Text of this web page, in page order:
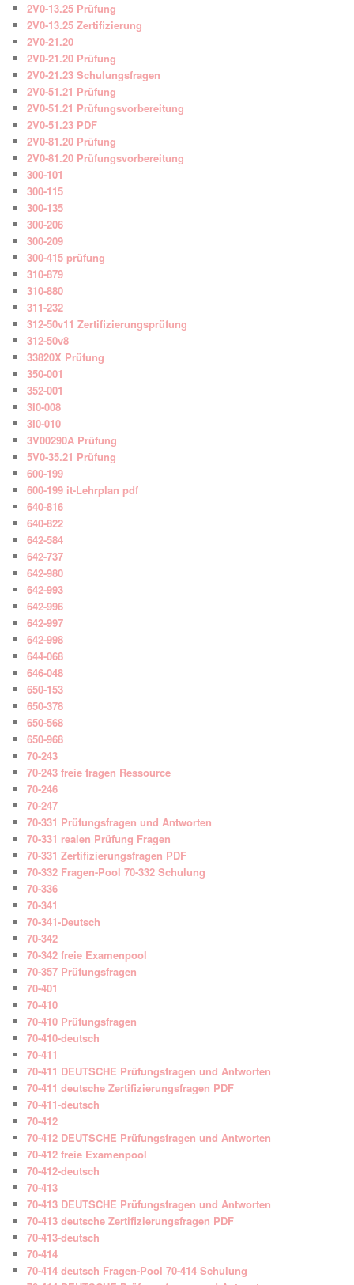
2V0-13.25 Prüfung
2V0-13.25 Zertifizierung
2V0-21.20
2V0-21.20 Prüfung
2V0-21.23 Schulungsfragen
2V0-51.21 Prüfung
2V0-51.21 Prüfungsvorbereitung
2V0-51.23 PDF
2V0-81.20 Prüfung
2V0-81.20 Prüfungsvorbereitung
300-101
300-115
300-135
300-206
300-209
300-415 prüfung
310-879
310-880
311-232
312-50v11 Zertifizierungsprüfung
312-50v8
33820X Prüfung
350-001
352-001
3I0-008
3I0-010
3V00290A Prüfung
5V0-35.21 Prüfung
600-199
600-199 it-Lehrplan pdf
640-816
640-822
642-584
642-737
642-980
642-993
642-996
642-997
642-998
644-068
646-048
650-153
650-378
650-568
650-968
70-243
70-243 freie fragen Ressource
70-246
70-247
70-331 Prüfungsfragen und Antworten
70-331 realen Prüfung Fragen
70-331 Zertifizierungsfragen PDF
70-332 Fragen-Pool 70-332 Schulung
70-336
70-341
70-341-Deutsch
70-342
70-342 freie Examenpool
70-357 Prüfungsfragen
70-401
70-410
70-410 Prüfungsfragen
70-410-deutsch
70-411
70-411 DEUTSCHE Prüfungsfragen und Antworten
70-411 deutsche Zertifizierungsfragen PDF
70-411-deutsch
70-412
70-412 DEUTSCHE Prüfungsfragen und Antworten
70-412 freie Examenpool
70-412-deutsch
70-413
70-413 DEUTSCHE Prüfungsfragen und Antworten
70-413 deutsche Zertifizierungsfragen PDF
70-413-deutsch
70-414
70-414 deutsch Fragen-Pool 70-414 Schulung